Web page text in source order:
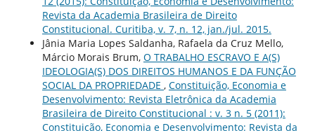
Revista da Academia Brasileira de Direito
Constitucional. Curitiba, v. 7, n. 12, jan./jul. 2015.
Jânia Maria Lopes Saldanha, Rafaela da Cruz Mello,
Márcio Morais Brum, O TRABALHO ESCRAVO E A(S)
IDEOLOGIA(S) DOS DIREITOS HUMANOS E DA FUNÇÃO
SOCIAL DA PROPRIEDADE , Constituição, Economia e
Desenvolvimento: Revista Eletrônica da Academia
Brasileira de Direito Constitucional : v. 3 n. 5 (2011):
Constituição, Economia e Desenvolvimento: Revista da